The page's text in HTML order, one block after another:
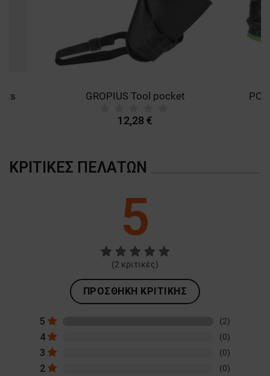
GROPIUS Tool pocket
12,28 €
ΚΡΙΤΙΚΈΣ ΠΕΛΑΤΏΝ
5
(2 κριτικές)
ΠΡΟΣΘΉΚΗ ΚΡΙΤΙΚΉΣ
5 (2)
4 (0)
3 (0)
2 (0)